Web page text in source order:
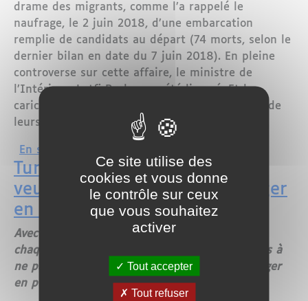
drame des migrants, comme l’a rappelé le
naufrage, le 2 juin 2018, d’une embarcation
remplie de candidats au départ (74 morts, selon le
dernier bilan en date du 7 juin 2018). En pleine
controverse sur cette affaire, le ministre de
l’Intérieur, Lotfi Brahem, a été limogé. Et les
caricaturistes comme Willis from Tunis y vont de
leurs traits acerbes.
En savoir plus
Tunisie : les non-jeûneurs
veulent avoir le droit de manger
en public pendant Ramadan
Avec le Ramadan, la Tunisie connaît, comme
chaque année, des appels au droit des citoyens à
ne pas en respecter les règles et pouvoir manger
en public.
Ce site utilise des
cookies et vous donne
le contrôle sur ceux
que vous souhaitez
activer
Tout accepter
Tout refuser